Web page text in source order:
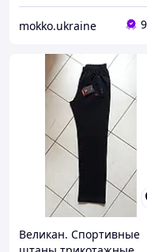
mokko.ukraine
Великан. Спортивные